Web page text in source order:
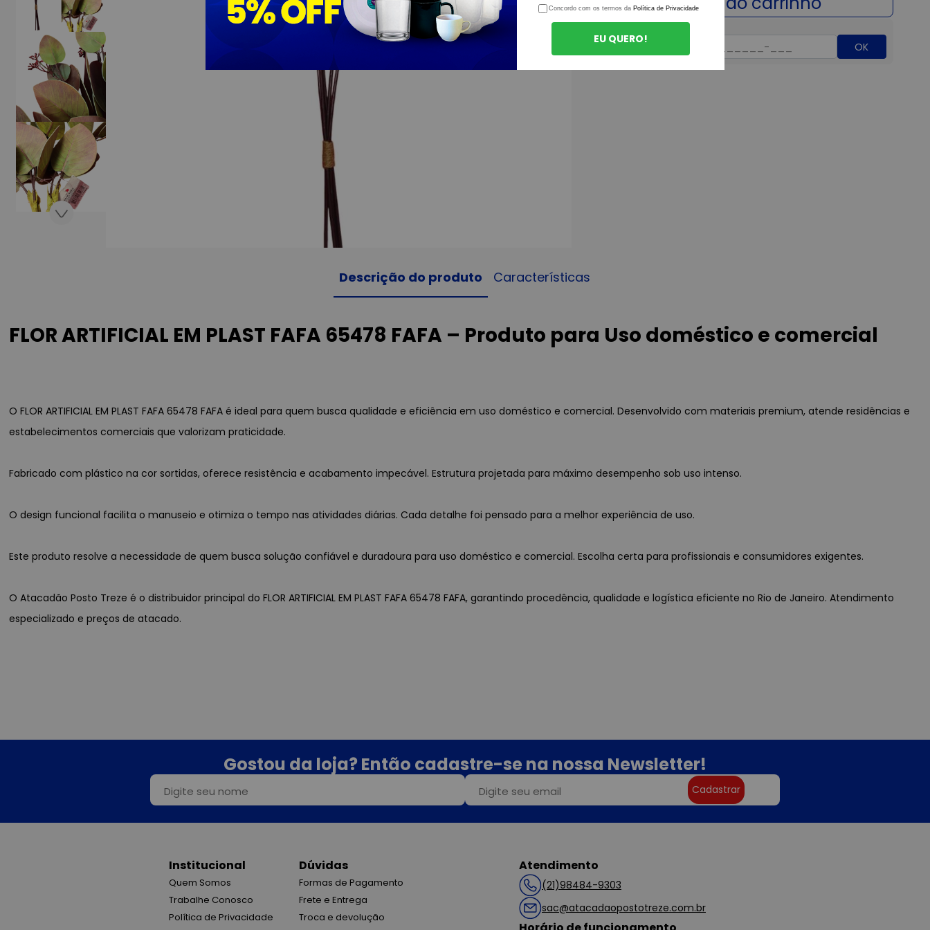
OK
Descrição do produto Características
FLOR ARTIFICIAL EM PLAST FAFA 65478 FAFA – Produto para Uso doméstico e comercial
O FLOR ARTIFICIAL EM PLAST FAFA 65478 FAFA é ideal para quem busca qualidade e eficiência em uso doméstico e comercial. Desenvolvido com materiais premium, atende residências e
estabelecimentos comerciais que valorizam praticidade.
Fabricado com plástico na cor sortidas, oferece resistência e acabamento impecável. Estrutura projetada para máximo desempenho sob uso intenso.
O design funcional facilita o manuseio e otimiza o tempo nas atividades diárias. Cada detalhe foi pensado para a melhor experiência de uso.
Este produto resolve a necessidade de quem busca solução confiável e duradoura para uso doméstico e comercial. Escolha certa para profissionais e consumidores exigentes.
O Atacadão Posto Treze é o distribuidor principal do FLOR ARTIFICIAL EM PLAST FAFA 65478 FAFA, garantindo procedência, qualidade e logística eficiente no Rio de Janeiro. Atendimento
especializado e preços de atacado.
Gostou da loja? Então cadastre-se na nossa Newsletter!
Cadastrar
Institucional
Quem Somos
Trabalhe Conosco
Política de Privacidade
Dúvidas
Formas de Pagamento
Frete e Entrega
Troca e devolução
Atendimento
(21)98484-9303
sac@atacadaopostotreze.com.br
Concordo com os termos da Política de Privacidade
EU QUERO!